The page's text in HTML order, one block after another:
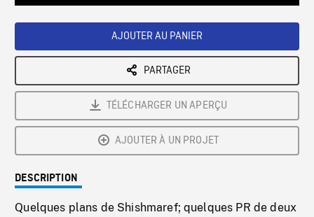
AJOUTER AU PANIER
PARTAGER
TÉLÉCHARGER UN APERÇU
AJOUTER À UN PROJET
DESCRIPTION
Quelques plans de Shishmaref; quelques PR de deux